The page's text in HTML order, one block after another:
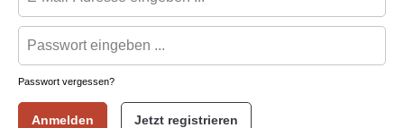
Passwort vergessen?
Anmelden Jetzt registrieren